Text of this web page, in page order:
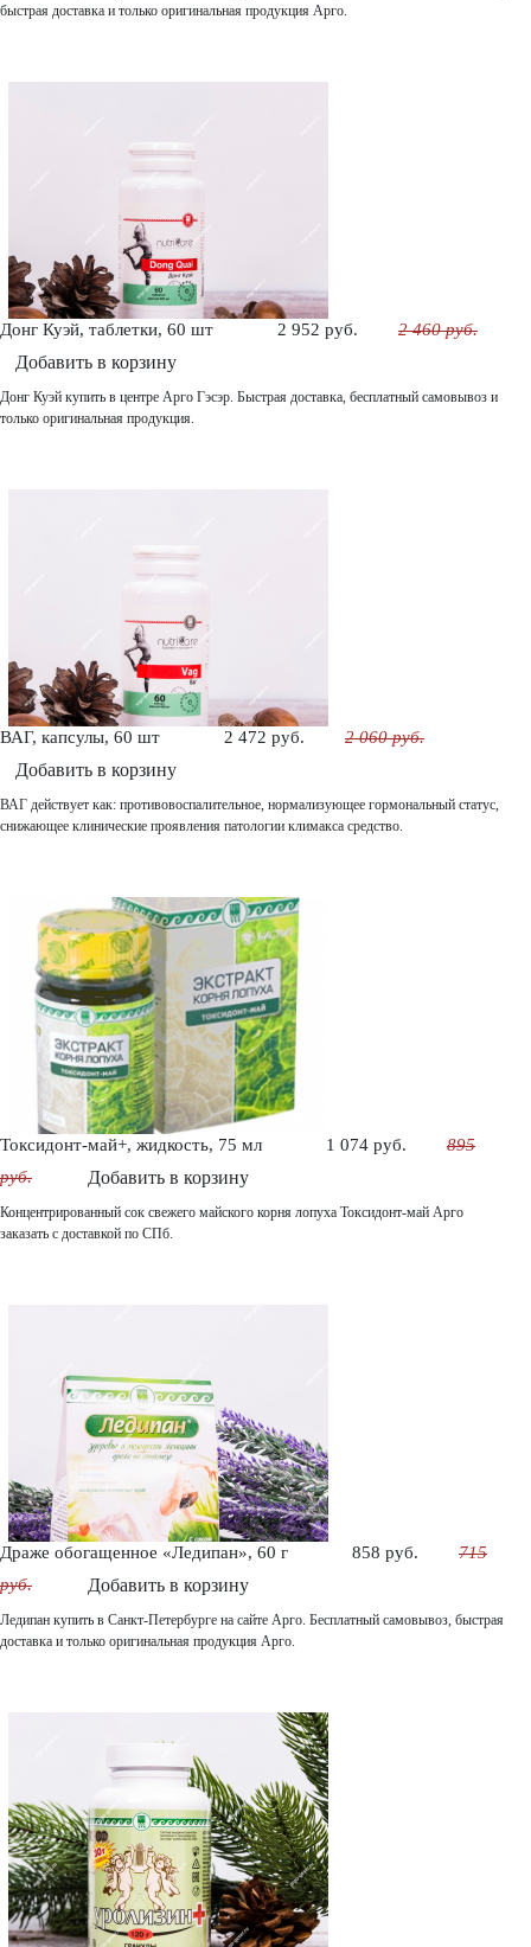
быстрая доставка и только оригинальная продукция Арго.
Донг Куэй, таблетки, 60 шт 2 952 руб. 2 460 руб.
Добавить в корзину
Донг Куэй купить в центре Арго Гэсэр. Быстрая доставка, бесплатный самовывоз и
только оригинальная продукция.
ВАГ, капсулы, 60 шт 2 472 руб. 2 060 руб.
Добавить в корзину
ВАГ действует как: противовоспалительное, нормализующее гормональный статус,
снижающее клинические проявления патологии климакса средство.
Токсидонт-май+, жидкость, 75 мл 1 074 руб.
895
руб.
Добавить в корзину
Концентрированный сок свежего майского корня лопуха Токсидонт-май Арго
заказать с доставкой по СПб.
Драже обогащенное «Ледипан», 60 г 858 руб.
715
руб.
Добавить в корзину
Ледипан купить в Санкт-Петербурге на сайте Арго. Бесплатный самовывоз, быстрая
доставка и только оригинальная продукция Арго.